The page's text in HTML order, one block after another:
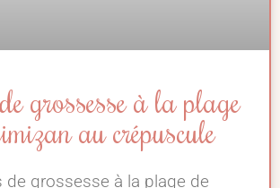
grossesse à la plage
au crépuscule
de grossesse à la plage de